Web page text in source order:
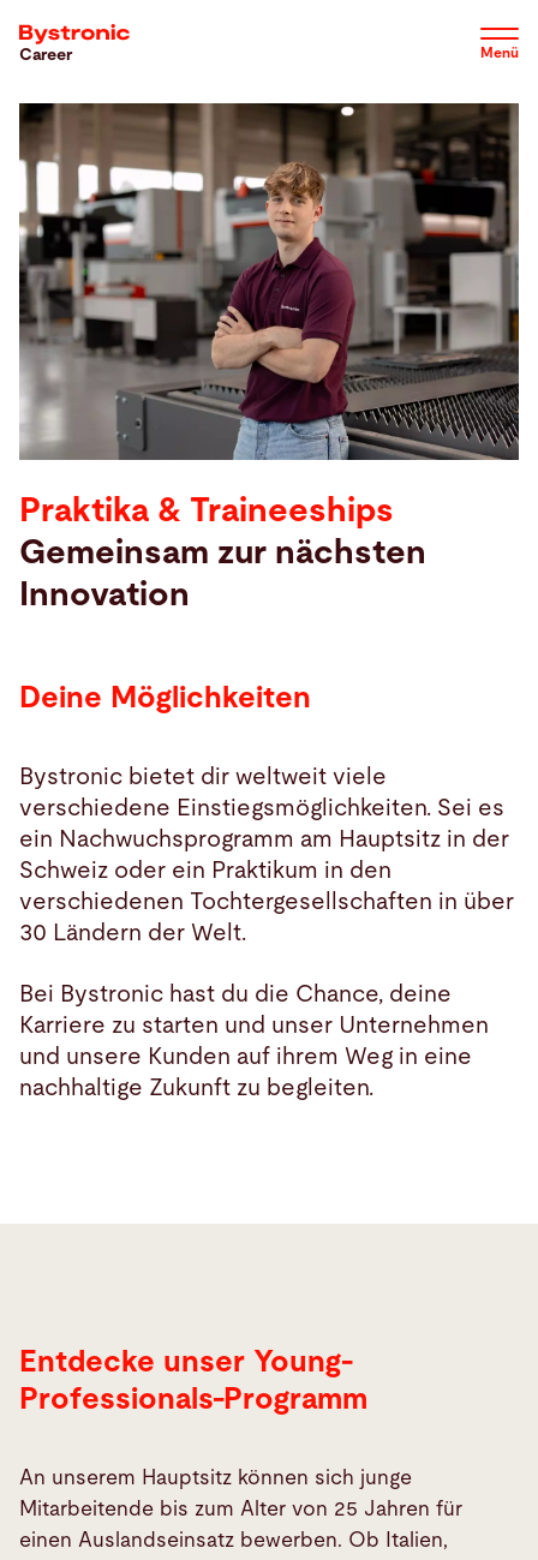
zum
Career Menü
Werde Teil des Teams
Warum wir
Job Profile
Karrierestufen
Suche
your
Praktika & Traineeships
Gemeinsam zur nächsten
Innovation
Deine Möglichkeiten
Bystronic bietet dir weltweit viele
verschiedene Einstiegsmöglichkeiten. Sei es
ein Nachwuchsprogramm am Hauptsitz in der
Schweiz oder ein Praktikum in den
verschiedenen Tochtergesellschaften in über
30 Ländern der Welt.
Bei Bystronic hast du die Chance, deine
Karriere zu starten und unser Unternehmen
und unsere Kunden auf ihrem Weg in eine
nachhaltige Zukunft zu begleiten.
Entdecke unser Young-
Professionals-Programm
An unserem Hauptsitz können sich junge
Mitarbeitende bis zum Alter von 25 Jahren für
einen Auslandseinsatz bewerben. Ob Italien,